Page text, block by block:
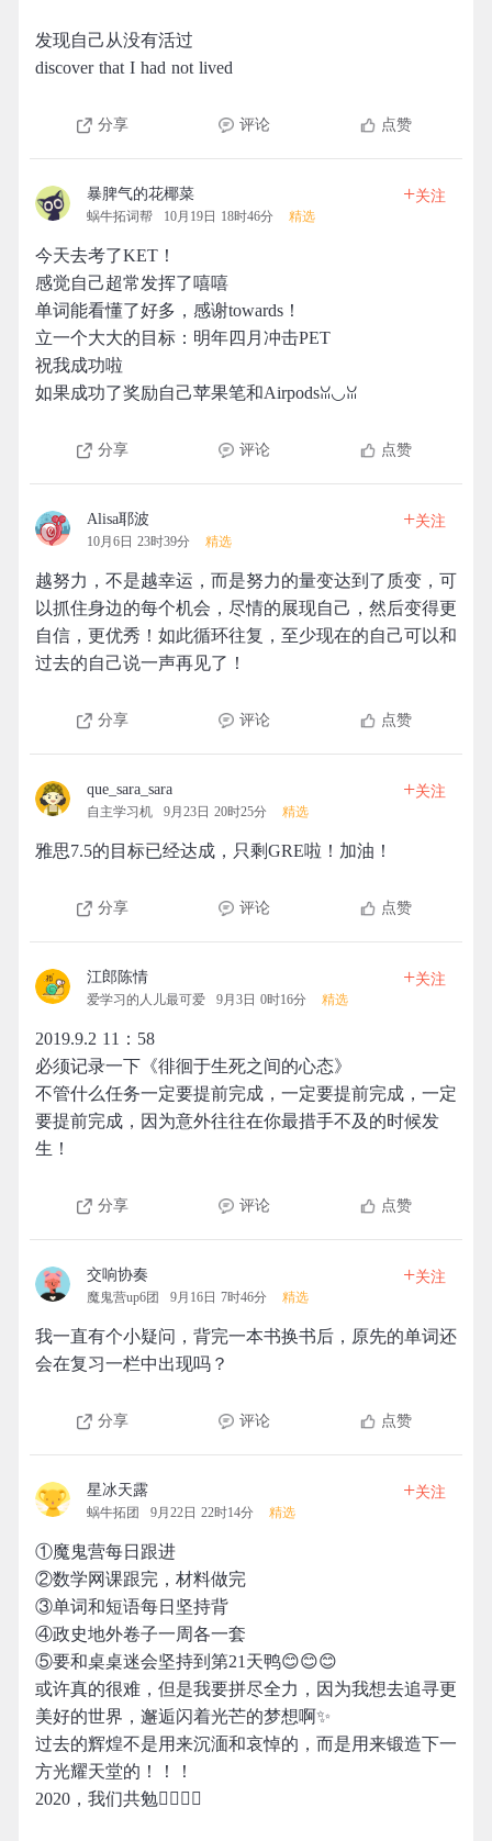
发现自己从没有活过
discover that I had not lived
分享 评论 点赞
暴脾气的花椰菜
蜗牛拓词帮 10月19日 18时46分 精选
+关注
今天去考了KET！
感觉自己超常发挥了嘻嘻
单词能看懂了好多，感谢towards！
立一个大大的目标：明年四月冲击PET
祝我成功啦
如果成功了奖励自己苹果笔和Airpodsꈍ◡ꈍ
分享 评论 点赞
Alisa耶波
10月6日 23时39分 精选
+关注
越努力，不是越幸运，而是努力的量变达到了质变，可
以抓住身边的每个机会，尽情的展现自己，然后变得更
自信，更优秀！如此循环往复，至少现在的自己可以和
过去的自己说一声再见了！
分享 评论 点赞
que_sara_sara
自主学习机 9月23日 20时25分 精选
+关注
雅思7.5的目标已经达成，只剩GRE啦！加油！
分享 评论 点赞
江郎陈情
爱学习的人儿最可爱 9月3日 0时16分 精选
+关注
2019.9.2 11：58
必须记录一下《徘徊于生死之间的心态》
不管什么任务一定要提前完成，一定要提前完成，一定
要提前完成，因为意外往往在你最措手不及的时候发
生！
分享 评论 点赞
交响协奏
魔鬼营up6团 9月16日 7时46分 精选
+关注
我一直有个小疑问，背完一本书换书后，原先的单词还
会在复习一栏中出现吗？
分享 评论 点赞
星冰天露
蜗牛拓团 9月22日 22时14分 精选
+关注
①魔鬼营每日跟进
②数学网课跟完，材料做完
③单词和短语每日坚持背
④政史地外卷子一周各一套
⑤要和桌桌迷会坚持到第21天鸭😊😊😊
或许真的很难，但是我要拼尽全力，因为我想去追寻更
美好的世界，邂逅闪着光芒的梦想啊✨
过去的辉煌不是用来沉湎和哀悼的，而是用来锻造下一
方光耀天堂的！！！
2020，我们共勉✊🏻✊🏻